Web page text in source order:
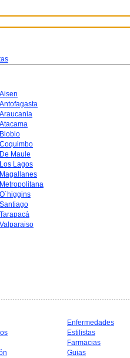
Aisen
Antofagasta
Araucania
Atacama
Biobio
Coquimbo
De Maule
Los Lagos
Magallanes
Metropolitana
O´higgins
Santiago
Tarapacá
Valparaiso
Enfermedades
Estilistas
Farmacias
Guias